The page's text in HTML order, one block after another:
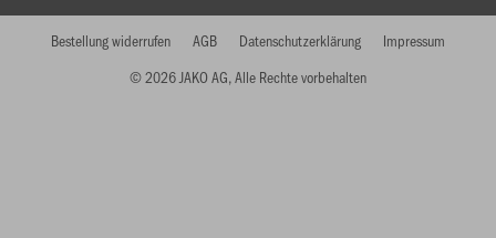
© 2026 JAKO AG, Alle Rechte vorbehalten
Bestellung widerrufen AGB Datenschutzerklärung Impressum